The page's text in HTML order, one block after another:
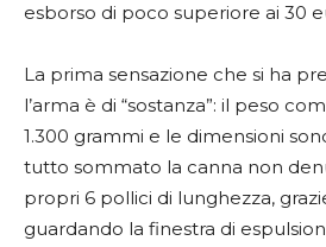
esborso di poco superiore ai 30
La prima sensazione che si ha
l’arma è di “sostanza”: il peso
1.300 grammi e le dimensioni
tutto sommato la canna non
propri 6 pollici di lunghezza,
guardando la finestra di